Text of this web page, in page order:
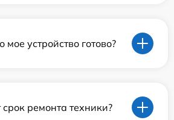
мое устройство готово?
срок ремонта техники?